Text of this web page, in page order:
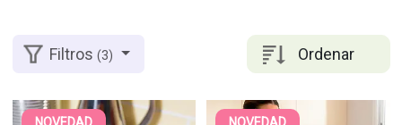
Ordenar
Filtros(3)